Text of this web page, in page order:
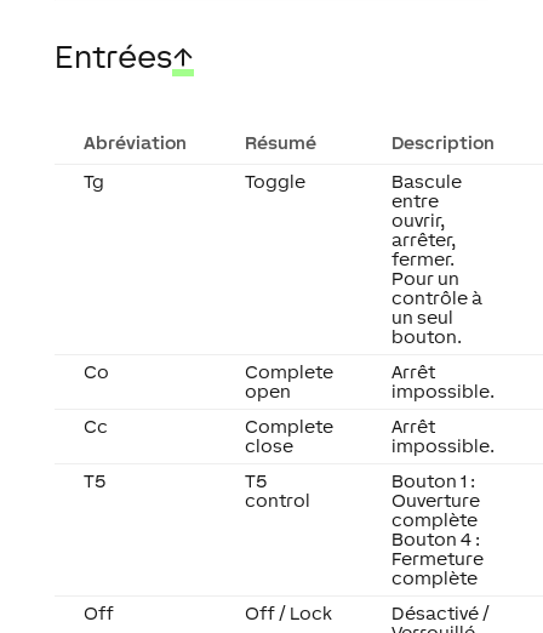
Entrées↑
Abréviation Résumé
Description
Tg
Toggle
Bascule
entre
ouvrir,
arrêter,
fermer.
Pour un
contrôle à
un seul
bouton.
Co
Complete
open
Arrêt
impossible.
Cc
Complete
close
Arrêt
impossible.
T5
T5
control
Bouton 1 :
Ouverture
complète
Bouton 4 :
Fermeture
complète
Off
Off / Lock
Désactivé /